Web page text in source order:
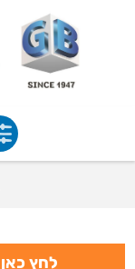
למידע אודות LED LENSER לחץ כאן